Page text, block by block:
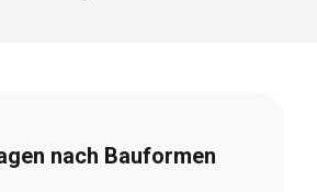
nach Bauformen